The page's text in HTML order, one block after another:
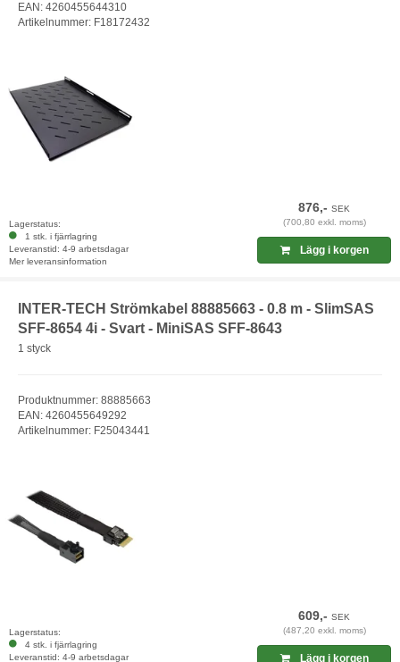
EAN: 4260455644310
Artikelnummer: F18172432
Lagerstatus:
1 stk. i fjärrlagring
Leveranstid: 4-9 arbetsdagar
Mer leveransinformation
876,-SEK
(700,80 exkl. moms)
Lägg i korgen
INTER-TECH Strömkabel 88885663 - 0.8 m - SlimSAS
SFF-8654 4i - Svart - MiniSAS SFF-8643
1 styck
Produktnummer: 88885663
EAN: 4260455649292
Artikelnummer: F25043441
Lagerstatus:
4 stk. i fjärrlagring
Leveranstid: 4-9 arbetsdagar
609,-SEK
(487,20 exkl. moms)
Lägg i korgen